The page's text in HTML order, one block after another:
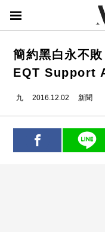
簡約黑白永不
EQT Support
九 2016.12.02 新聞